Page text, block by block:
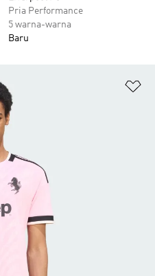
Pria Performance
5 warna-warna
Baru